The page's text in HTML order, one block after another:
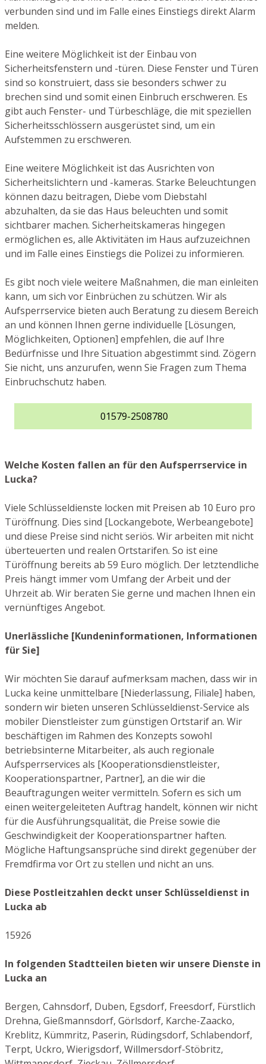
verbunden sind und im Falle eines Einstiegs direkt Alarm
melden.
Eine weitere Möglichkeit ist der Einbau von
Sicherheitsfenstern und -türen. Diese Fenster und Türen
sind so konstruiert, dass sie besonders schwer zu
brechen sind und somit einen Einbruch erschweren. Es
gibt auch Fenster- und Türbeschläge, die mit speziellen
Sicherheitsschlössern ausgerüstet sind, um ein
Aufstemmen zu erschweren.
Eine weitere Möglichkeit ist das Ausrichten von
Sicherheitslichtern und -kameras. Starke Beleuchtungen
können dazu beitragen, Diebe vom Diebstahl
abzuhalten, da sie das Haus beleuchten und somit
sichtbarer machen. Sicherheitskameras hingegen
ermöglichen es, alle Aktivitäten im Haus aufzuzeichnen
und im Falle eines Einstiegs die Polizei zu informieren.
Es gibt noch viele weitere Maßnahmen, die man einleiten
kann, um sich vor Einbrüchen zu schützen. Wir als
Aufsperrservice bieten auch Beratung zu diesem Bereich
an und können Ihnen gerne individuelle [Lösungen,
Möglichkeiten, Optionen] empfehlen, die auf Ihre
Bedürfnisse und Ihre Situation abgestimmt sind. Zögern
Sie nicht, uns anzurufen, wenn Sie Fragen zum Thema
Einbruchschutz haben.
01579-2508780
Welche Kosten fallen an für den Aufsperrservice in
Lucka?
Viele Schlüsseldienste locken mit Preisen ab 10 Euro pro
Türöffnung. Dies sind [Lockangebote, Werbeangebote]
und diese Preise sind nicht seriös. Wir arbeiten mit nicht
überteuerten und realen Ortstarifen. So ist eine
Türöffnung bereits ab 59 Euro möglich. Der letztendliche
Preis hängt immer vom Umfang der Arbeit und der
Uhrzeit ab. Wir beraten Sie gerne und machen Ihnen ein
vernünftiges Angebot.
Unerlässliche [Kundeninformationen, Informationen
für Sie]
Wir möchten Sie darauf aufmerksam machen, dass wir in
Lucka keine unmittelbare [Niederlassung, Filiale] haben,
sondern wir bieten unseren Schlüsseldienst-Service als
mobiler Dienstleister zum günstigen Ortstarif an. Wir
beschäftigen im Rahmen des Konzepts sowohl
betriebsinterne Mitarbeiter, als auch regionale
Aufsperrservices als [Kooperationsdienstleister,
Kooperationspartner, Partner], an die wir die
Beauftragungen weiter vermitteln. Sofern es sich um
einen weitergeleiteten Auftrag handelt, können wir nicht
für die Ausführungsqualität, die Preise sowie die
Geschwindigkeit der Kooperationspartner haften.
Mögliche Haftungsansprüche sind direkt gegenüber der
Fremdfirma vor Ort zu stellen und nicht an uns.
Diese Postleitzahlen deckt unser Schlüsseldienst in
Lucka ab
15926
In folgenden Stadtteilen bieten wir unsere Dienste in
Lucka an
Bergen, Cahnsdorf, Duben, Egsdorf, Freesdorf, Fürstlich
Drehna, Gießmannsdorf, Görlsdorf, Karche-Zaacko,
Kreblitz, Kümmritz, Paserin, Rüdingsdorf, Schlabendorf,
Terpt, Uckro, Wierigsdorf, Willmersdorf-Stöbritz,